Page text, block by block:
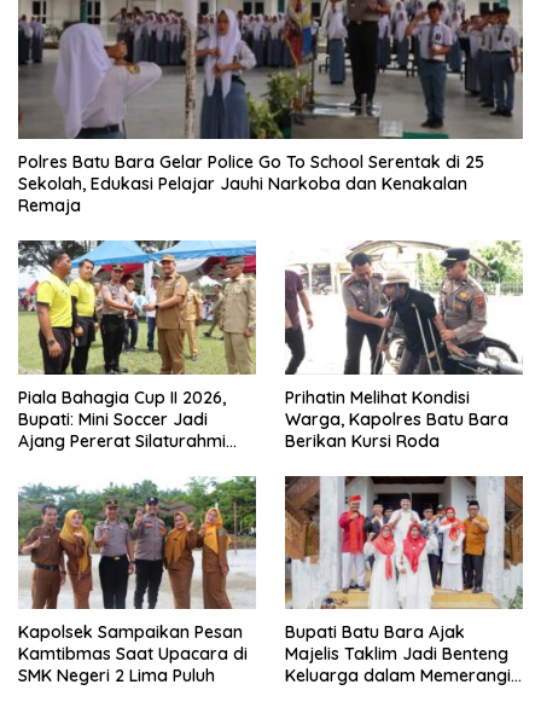
Polres Batu Bara Gelar Police Go To School Serentak di 25
Sekolah, Edukasi Pelajar Jauhi Narkoba dan Kenakalan
Remaja
Piala Bahagia Cup II 2026,
Bupati: Mini Soccer Jadi
Ajang Pererat Silaturahmi
Prihatin Melihat Kondisi
Warga, Kapolres Batu Bara
Berikan Kursi Roda
Kapolsek Sampaikan Pesan
Kamtibmas Saat Upacara di
SMK Negeri 2 Lima Puluh
Bupati Batu Bara Ajak
Majelis Taklim Jadi Benteng
Keluarga dalam Memerangi